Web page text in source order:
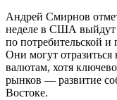
Андрей Смирнов
неделе в США выйдут
по потребительской
Они могут
валютам, хотя
рынков — развитие
Востоке.